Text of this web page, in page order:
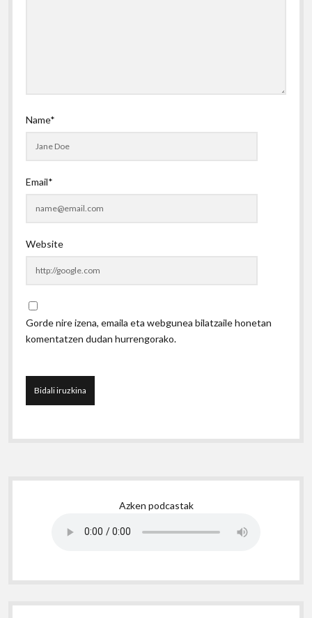
Name*
Email*
Website
Gorde nire izena, emaila eta webgunea bilatzaile honetan
komentatzen dudan hurrengorako.
Sidebar
Azken podcastak